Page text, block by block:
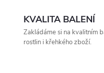
KVALITA BALENÍ
Zakládáme si na kvalitním
rostlin i křehkého zboží.